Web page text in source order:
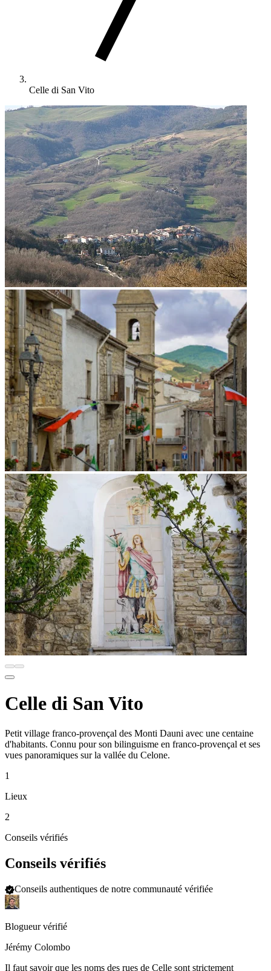
Celle di San Vito
Celle di San Vito
Petit village franco-provençal des Monti Dauni avec une centaine
d'habitants. Connu pour son bilinguisme en franco-provençal et ses
vues panoramiques sur la vallée du Celone.
1
Lieux
2
Conseils vérifiés
Conseils vérifiés
Conseils authentiques de notre communauté vérifiée
Blogueur vérifié
Jérémy Colombo
Il faut savoir que les noms des rues de Celle sont strictement